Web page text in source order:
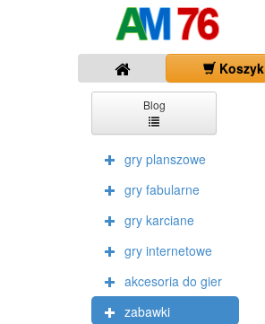
Koszyk
Blog
gry planszowe
gry fabularne
gry karciane
gry internetowe
akcesoria do gier
zabawki